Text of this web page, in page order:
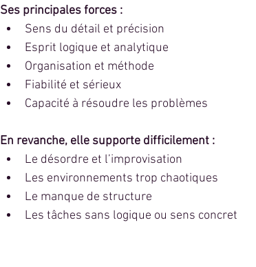
Ses principales forces :
Sens du détail et précision
Esprit logique et analytique
Organisation et méthode
Fiabilité et sérieux
Capacité à résoudre les problèmes
En revanche, elle supporte difficilement :
Le désordre et l’improvisation
Les environnements trop chaotiques
Le manque de structure
Les tâches sans logique ou sens concret